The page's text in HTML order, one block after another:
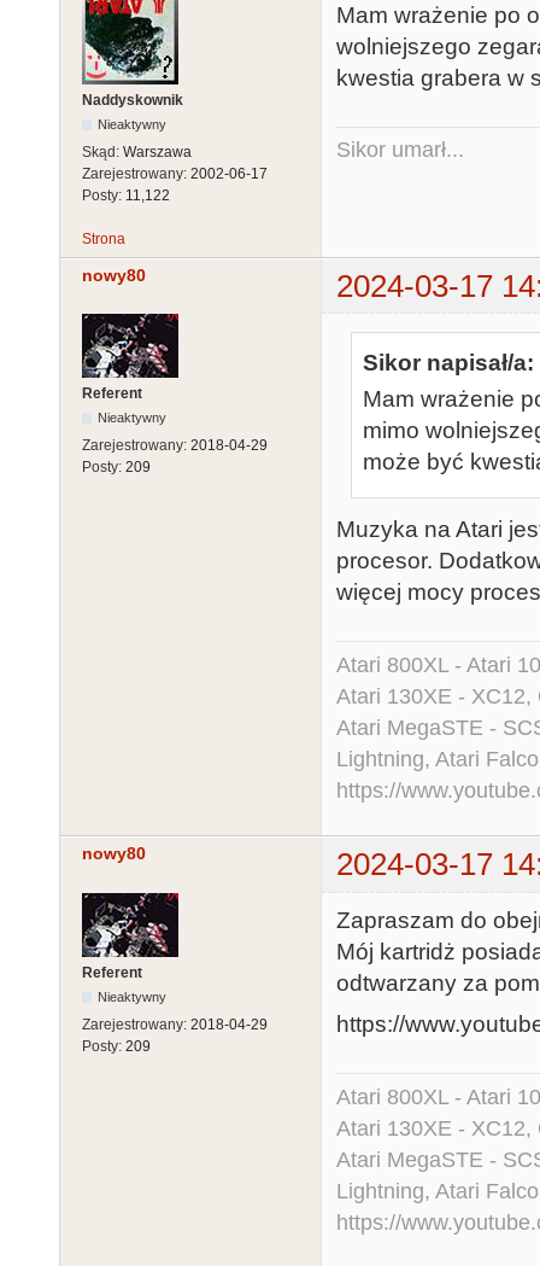
Naddyskownik
Nieaktywny
Skąd: Warszawa
Zarejestrowany: 2002-06-17
Posty: 11,122
Mam wrażenie po
wolniejszego
kwestia grabera w
Sikor umarł...
Strona
nowy80 2024-03-17
Referent
Nieaktywny
Zarejestrowany: 2018-04-29
Posty: 209
Sikor napisał/a:
Mam wrażenie
mimo
może być
Muzyka na Atari
procesor.
więcej mocy
Atari 800XL - Atari
Atari 130XE - XC12,
Atari MegaSTE -
Lightning, Atari
https://
nowy80 2024-03-17
Referent
Nieaktywny
Zarejestrowany: 2018-04-29
Posty: 209
Zapraszam do
Mój kartridż
odtwarzany za
https://
Atari 800XL - Atari
Atari 130XE - XC12,
Atari MegaSTE -
Lightning, Atari
https://